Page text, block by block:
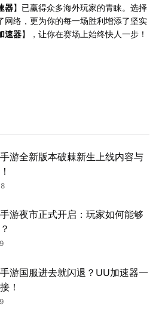
器】已赢得众多海外玩家的青睐。选择
网络，更为你的每一场胜利增添了坚实
速器】，让你在赛场上始终快人一步！
游全新版本破棘新生上线内容与
游夜市正式开启：玩家如何能够
游国服进去就闪退？UU加速器一
！